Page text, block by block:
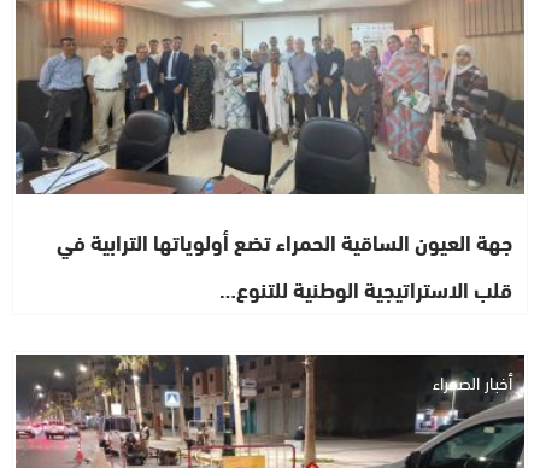
جهة العيون الساقية الحمراء تضع أولوياتها الترابية في
قلب الاستراتيجية الوطنية للتنوع…
أخبار الصحراء